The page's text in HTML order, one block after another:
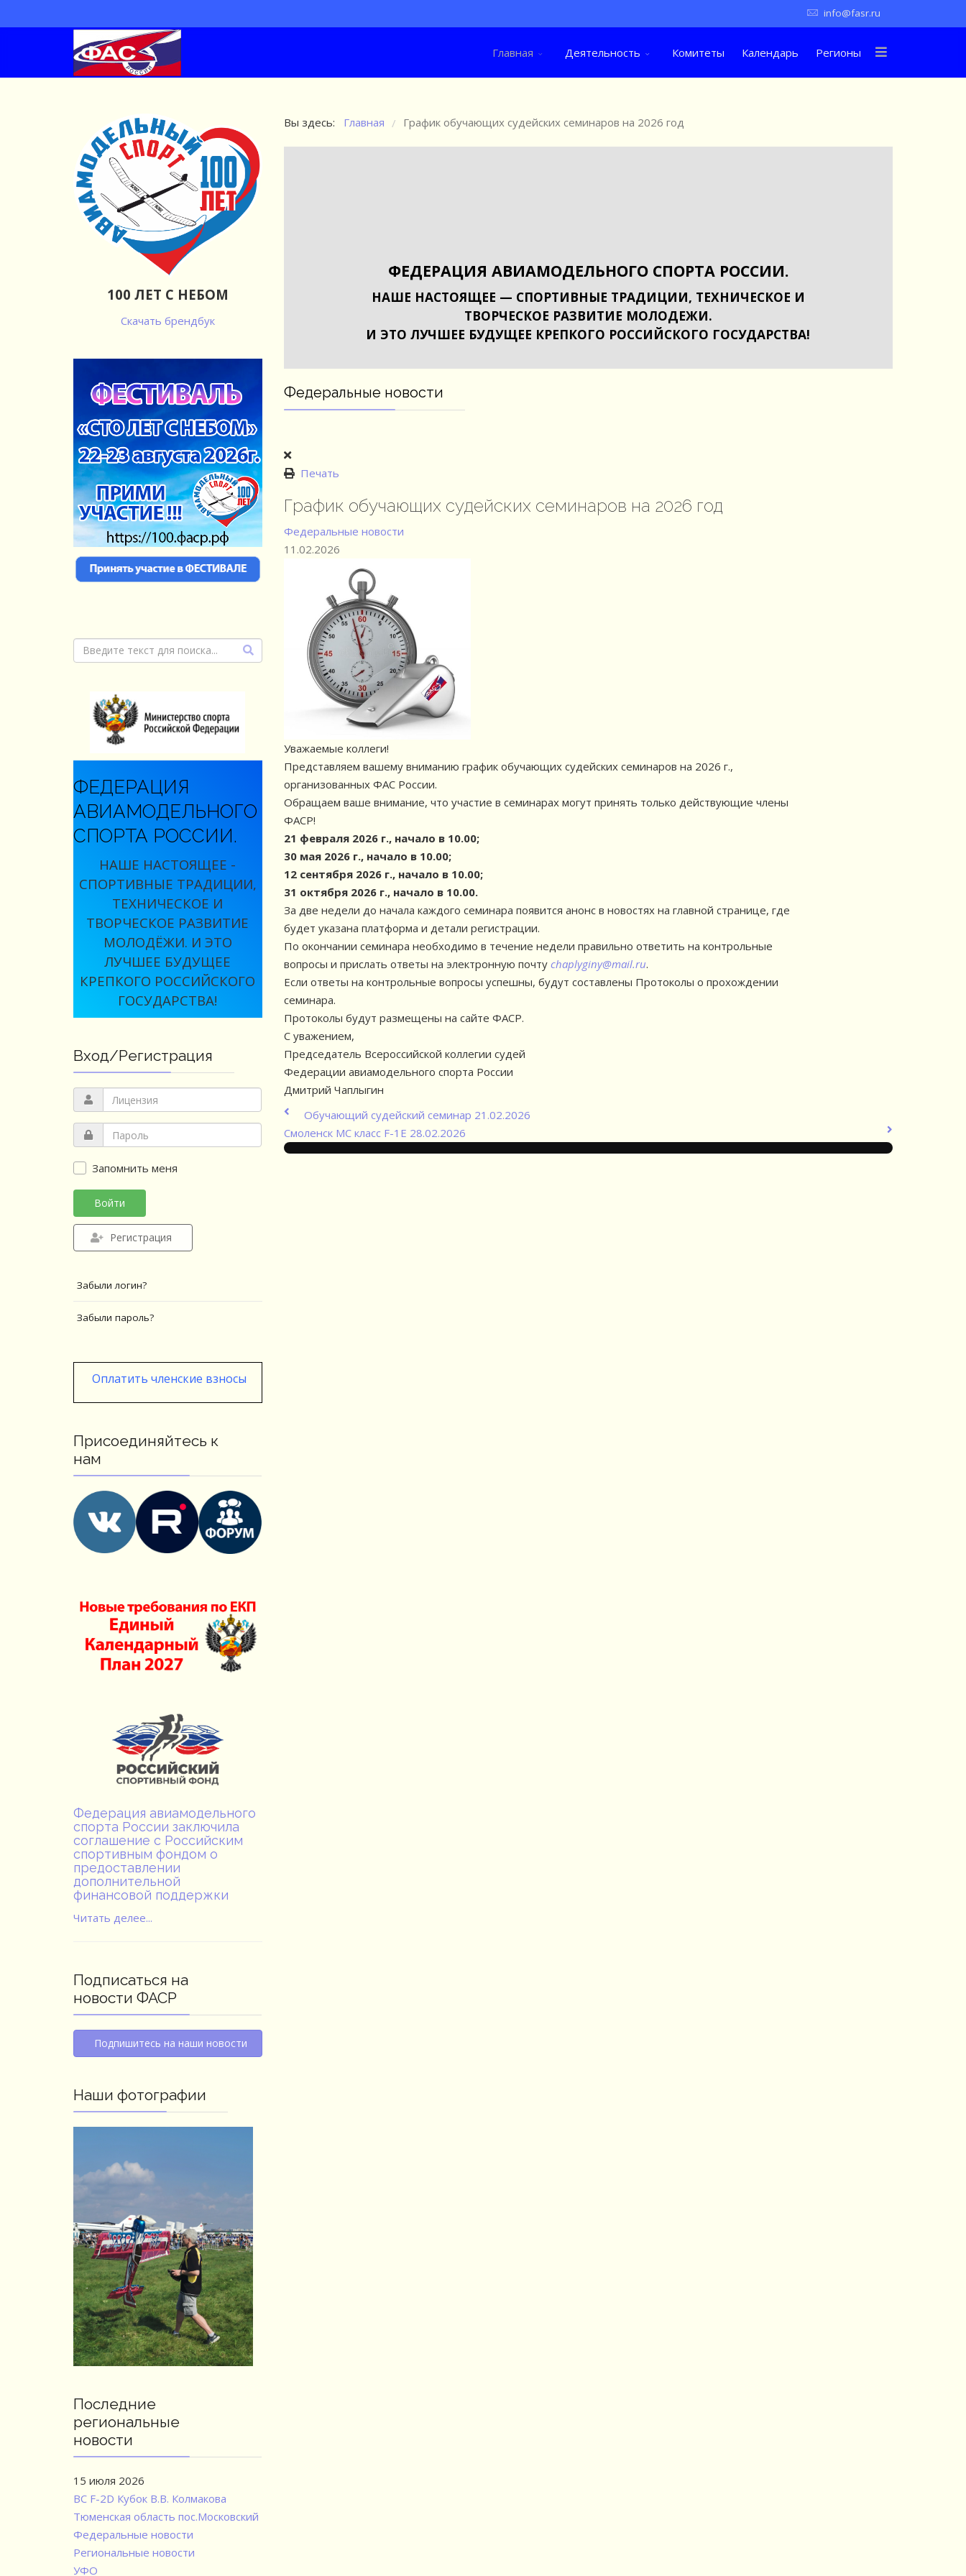
info@fasr.ru
Главная Деятельность Комитеты Календарь Регионы
100 ЛЕТ С НЕБОМ
Скачать брендбук
ФЕДЕРАЦИЯ
АВИАМОДЕЛЬНОГО
СПОРТА РОССИИ.
НАШЕ НАСТОЯЩЕЕ -
СПОРТИВНЫЕ ТРАДИЦИИ,
ТЕХНИЧЕСКОЕ И
ТВОРЧЕСКОЕ РАЗВИТИЕ
МОЛОДЁЖИ. И ЭТО
ЛУЧШЕЕ БУДУЩЕЕ
КРЕПКОГО РОССИЙСКОГО
ГОСУДАРСТВА!
Вход/Регистрация
Запомнить меня
Войти
Регистрация
Забыли логин?
Забыли пароль?
Оплатить членские взносы
Присоединяйтесь к
нам
Федерация авиамодельного
спорта России заключила
соглашение с Российским
спортивным фондом о
предоставлении
дополнительной
финансовой поддержки
Читать делее...
Подписаться на
новости ФАСР
Подпишитесь на наши новости
Наши фотографии
Последние
региональные
новости
15 июля 2026
ВС F-2D Кубок В.В. Колмакова
Тюменская область пос.Московский
Федеральные новости
Региональные новости
УФО
Вы здесь: Главная / График обучающих судейских семинаров на 2026 год
ФЕДЕРАЦИЯ АВИАМОДЕЛЬНОГО СПОРТА РОССИИ.
НАШЕ НАСТОЯЩЕЕ — СПОРТИВНЫЕ ТРАДИЦИИ, ТЕХНИЧЕСКОЕ И
ТВОРЧЕСКОЕ РАЗВИТИЕ МОЛОДЕЖИ.
И ЭТО ЛУЧШЕЕ БУДУЩЕЕ КРЕПКОГО РОССИЙСКОГО ГОСУДАРСТВА!
Федеральные новости
Печать
График обучающих судейских семинаров на 2026 год
Федеральные новости
11.02.2026
Уважаемые коллеги!
Представляем вашему вниманию график обучающих судейских семинаров на 2026 г.,
организованных ФАС России.
Обращаем ваше внимание, что участие в семинарах могут принять только действующие члены
ФАСР!
21 февраля 2026 г., начало в 10.00;
30 мая 2026 г., начало в 10.00;
12 сентября 2026 г., начало в 10.00;
31 октября 2026 г., начало в 10.00.
За две недели до начала каждого семинара появится анонс в новостях на главной странице, где
будет указана платформа и детали регистрации.
По окончании семинара необходимо в течение недели правильно ответить на контрольные
вопросы и прислать ответы на электронную почту chaplyginy@mail.ru.
Если ответы на контрольные вопросы успешны, будут составлены Протоколы о прохождении
семинара.
Протоколы будут размещены на сайте ФАСР.
С уважением,
Председатель Всероссийской коллегии судей
Федерации авиамодельного спорта России
Дмитрий Чаплыгин
Обучающий судейский семинар 21.02.2026
Смоленск МС класс F-1E 28.02.2026